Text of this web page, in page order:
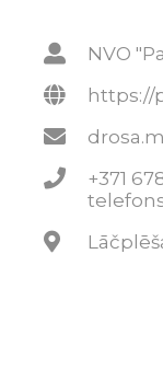
NVO
https://
+371